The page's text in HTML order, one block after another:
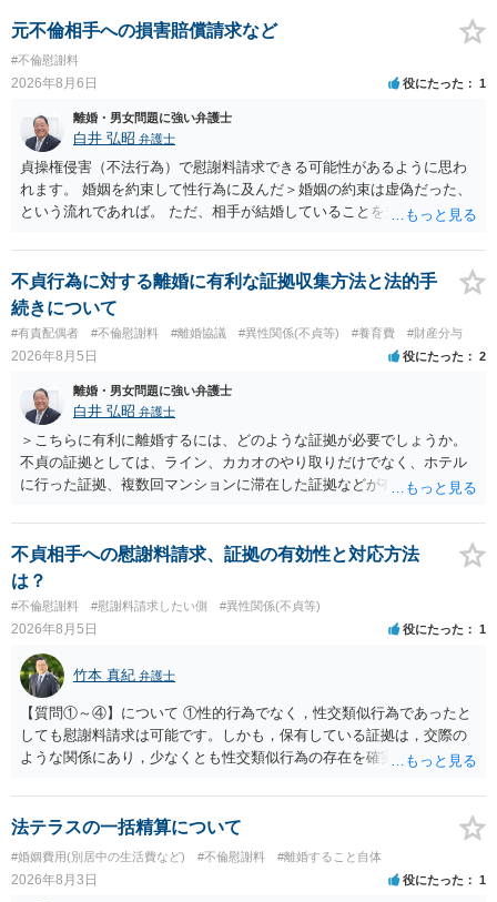
元不倫相手への損害賠償請求など
#不倫慰謝料
2026年8月6日 役にたった 1
離婚・男女問題に強い弁護士
白井 弘昭 弁護士
貞操権侵害（不法行為）で慰謝料請求できる可能性があるように思わ
れます。 婚姻を約束して性行為に及んだ＞婚姻の約束は虚偽だった、
という流れであれば。 ただ、相手が結婚していることを知って行為に
性も認められそうですので、あまり慰謝料は高額にならないように思
われます。 一度、最寄りの弁護士に相談してみてください。
不貞行為に対する離婚に有利な証拠収集方法と法的手
続きについて
#有責配偶者 #不倫慰謝料 #離婚協議 #異性関係(不貞等) #養育費 #財産分与
2026年8月5日 役にたった 2
離婚・男女問題に強い弁護士
白井 弘昭 弁護士
＞こちらに有利に離婚するには、どのような証拠が必要でしょうか。
不貞の証拠としては、ライン、カカオのやり取りだけでなく、ホテル
に行った証拠、複数回マンションに滞在した証拠などが有効です。 不
婚する、慰謝料をとるなど）ことができると思われます。 ただし、不
貞発覚後、長期間同居を続けると、不貞を許したとの評価につながる
場合がありますので、ご注意ください。 以上、ご参考まで。
不貞相手への慰謝料請求、証拠の有効性と対応方法
は？
#不倫慰謝料 #慰謝料請求したい側 #異性関係(不貞等)
2026年8月5日 役にたった 1
竹本 真紀 弁護士
【質問①～④】について ①性的行為でなく，性交類似行為であったと
しても慰謝料請求は可能です。しかも，保有している証拠は，交際の
ような関係にあり，少なくとも性交類似行為の存在を確実に証明でき
ことを窺わせるものです。）。ですから，慰謝料請求を進めることで
よいと思います。 ただ．慰謝料額については，婚姻破綻に至っていな
いとして，この点を考慮されることになるかもしれません。 ②夫との
今後のことを考えて書いてもらうか否かを検討するのがよいと思いま
す。今ある証拠以上のことを証明（証明力を強めることも含む）でき
法テラスの一括精算について
#婚姻費用(別居中の生活費など) #不倫慰謝料 #離婚すること自体
2026年8月3日 役にたった 1